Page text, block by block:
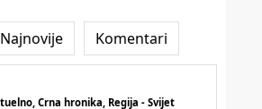
Najnovije Komentari